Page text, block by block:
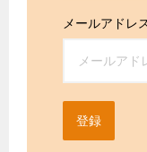
メールアドレ
登録